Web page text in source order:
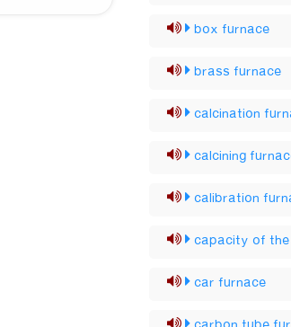
box furnace
brass furnace
calcination
calcining
calibration
capacity of
car furnace